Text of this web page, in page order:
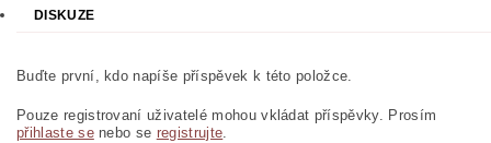
DISKUZE
Buďte první, kdo napíše příspěvek k této položce.
Pouze registrovaní uživatelé mohou vkládat příspěvky. Prosím
přihlaste senebo se registrujte.